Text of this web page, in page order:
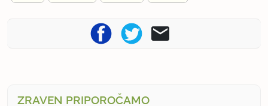
ZRAVEN PRIPOROČAMO